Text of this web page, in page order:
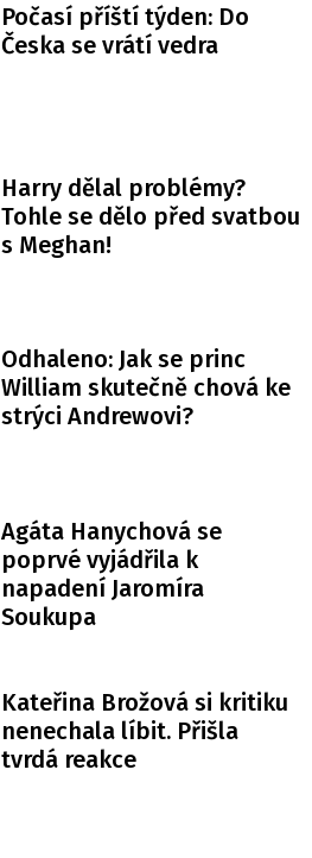
Počasí příští týden: Do
Česka se vrátí vedra
Harry dělal problémy?
Tohle se dělo před svatbou
s Meghan!
Odhaleno: Jak se princ
William skutečně chová ke
strýci Andrewovi?
Agáta Hanychová se
poprvé vyjádřila k
napadení Jaromíra
Soukupa
Kateřina Brožová si kritiku
nenechala líbit. Přišla
tvrdá reakce